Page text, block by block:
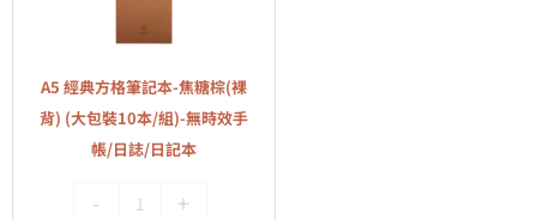
格
筆
記
本-
糖
A5 經典方格筆記本-焦糖棕(裸
背) (大包裝10本/組)-無時效手
帳/日誌/日記本
- +